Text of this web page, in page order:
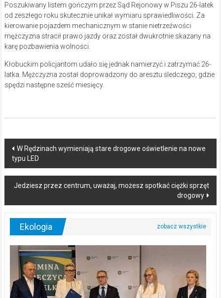
Poszukiwany listem gończym przez Sąd Rejonowy w Piszu 26-latek
od zeszłego roku skutecznie unikał wymiaru sprawiedliwości. Za
kierowanie pojazdem mechanicznym w stanie nietrzeźwości
mężczyzna stracił prawo jazdy oraz został dwukrotnie skazany na
karę pozbawienia wolności.
Kłobuckim policjantom udało się jednak namierzyć i zatrzymać 26-
latka. Mężczyzna został doprowadzony do aresztu śledczego, gdzie
spędzi następne sześć miesięcy.
Post
navigation
W Rędzinach wymieniają stare drogowe oświetlenie na nowe
typu LED
Jedziesz przez centrum, uważaj, możesz spotkać ciężki sprzęt
drogowy
Ekologia